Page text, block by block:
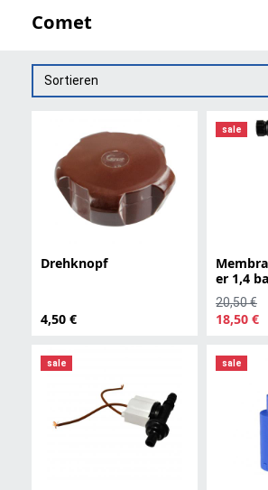
Comet
Sortieren
Drehknopf
4,50 €
sale
er 1,4
20,50 €
18,50 €
sale sale